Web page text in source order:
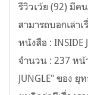
รีวิวเว้ย (92) มีค
สามารถบอกเล่า
หนังสือ : INSIDE
จำนวน : 237 หน้
JUNGLE" ของ